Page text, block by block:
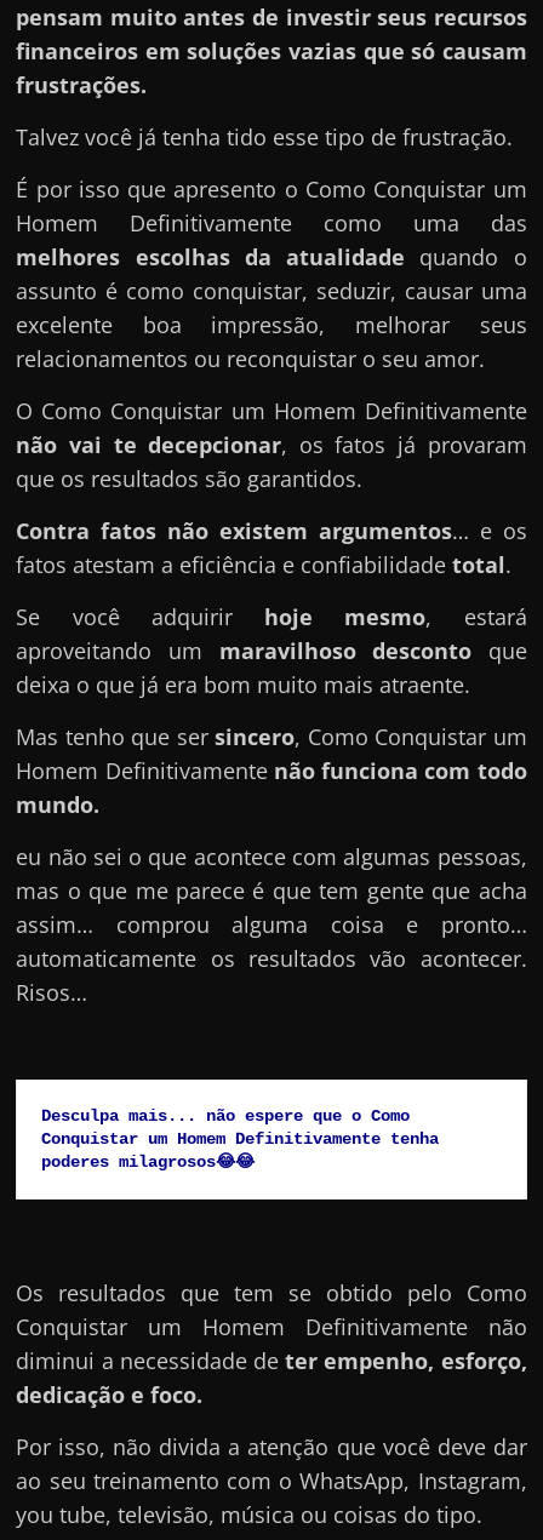
pensam muito antes de investir seus recursos
financeiros em soluções vazias que só causam
frustrações.
Talvez você já tenha tido esse tipo de frustração.
É por isso que apresento o Como Conquistar um
Homem Definitivamente como uma das
melhores escolhas da atualidade quando o
assunto é como conquistar, seduzir, causar uma
excelente boa impressão, melhorar seus
relacionamentos ou reconquistar o seu amor.
O Como Conquistar um Homem Definitivamente
não vai te decepcionar, os fatos já provaram
que os resultados são garantidos.
Contra fatos não existem argumentos… e os
fatos atestam a eficiência e confiabilidadetotal.
Se você adquirir hoje mesmo, estará
aproveitando um maravilhoso desconto que
deixa o que já era bom muito mais atraente.
Mas tenho que sersincero, Como Conquistar um
Homem Definitivamente não funciona com todo
mundo.
eu não sei o que acontece com algumas pessoas,
mas o que me parece é que tem gente que acha
assim… comprou alguma coisa e pronto…
automaticamente os resultados vão acontecer.
Risos…
Desculpa mais... não espere que o Como
Conquistar um Homem Definitivamente tenha
poderes milagrosos😂😂
Os resultados que tem se obtido pelo Como
Conquistar um Homem Definitivamente não
diminui a necessidade de ter empenho, esforço,
dedicação e foco.
Por isso, não divida a atenção que você deve dar
ao seu treinamento com o WhatsApp, Instagram,
you tube, televisão, música ou coisas do tipo.